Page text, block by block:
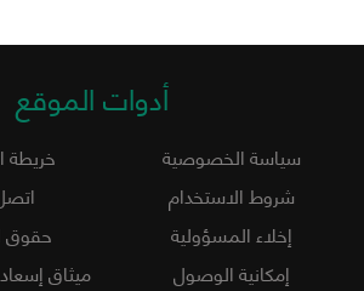
أدوات الموقع
سياسة الخصوصية
خريطة
شروط الاستخدام
إخلاء المسؤولية
حقوق
إمكانية الوصول
ميثاق